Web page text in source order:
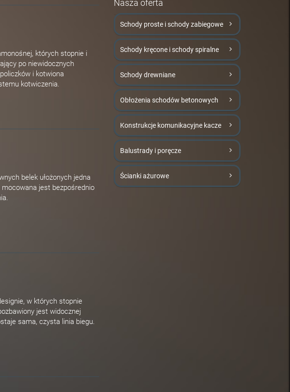
których stopnie i
po niewidocznych
i kotwiona
kotwiczenia.
belek ułożonych jedna
jest bezpośrednio
w których stopnie
jest widocznej
sama, czysta linia biegu.
Nasza oferta
Schody proste i schody zabiegowe
Schody kręcone i schody spiralne
Schody drewniane
Obłożenia schodów betonowych
Konstrukcje komunikacyjne kacze
Balustrady i poręcze
Ścianki ażurowe